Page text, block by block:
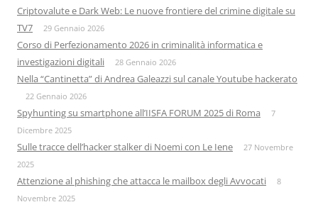
Criptovalute e Dark Web: Le nuove frontiere del crimine digitale su
TV7
29 Gennaio 2026
Corso di Perfezionamento 2026 in criminalità informatica e
investigazioni digitali
28 Gennaio 2026
Nella “Cantinetta” di Andrea Galeazzi sul canale Youtube hackerato
22 Gennaio 2026
Spyhunting su smartphone all’IISFA FORUM 2025 di Roma
7
Dicembre 2025
Sulle tracce dell’hacker stalker di Noemi con Le Iene
27 Novembre
2025
Attenzione al phishing che attacca le mailbox degli Avvocati
8
Novembre 2025